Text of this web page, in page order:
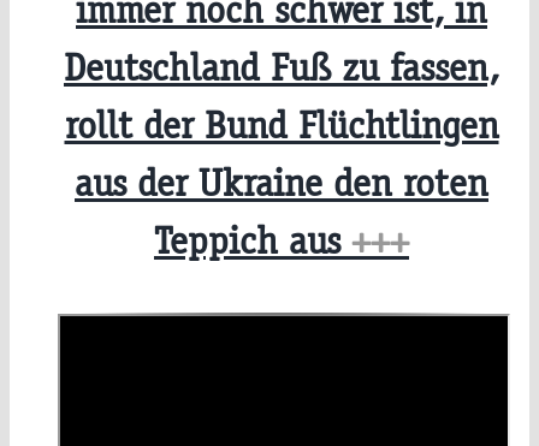
immer noch schwer ist, in
Deutschland Fuß zu fassen,
rollt der Bund Flüchtlingen
aus der Ukraine den roten
Teppich aus +++